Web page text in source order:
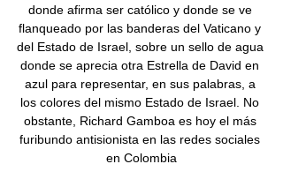
donde afirma ser católico y donde se ve
flanqueado por las banderas del Vaticano y
del Estado de Israel, sobre un sello de agua
donde se aprecia otra Estrella de David en
azul para representar, en sus palabras, a
los colores del mismo Estado de Israel. No
obstante, Richard Gamboa es hoy el más
furibundo antisionista en las redes sociales
en Colombia